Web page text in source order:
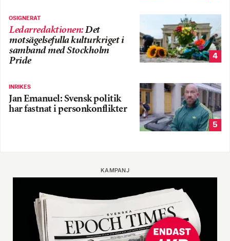
OSIGNERAT
Ledarredaktionen:Det
motsägelsefulla kulturkriget i
samband med Stockholm
Pride
4
INRIKES
Jan Emanuel: Svensk politik
har fastnat i personkonflikter
5
KAMPANJ